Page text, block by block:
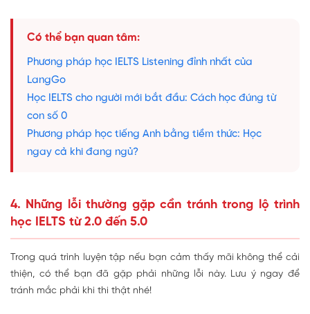
Có thể bạn quan tâm:
Phương pháp học IELTS Listening đỉnh nhất của
LangGo
Học IELTS cho người mới bắt đầu: Cách học đúng từ
con số 0
Phương pháp học tiếng Anh bằng tiềm thức: Học
ngay cả khi đang ngủ?
4. Những lỗi thường gặp cần tránh trong lộ trình
học IELTS từ 2.0 đến 5.0
Trong quá trình luyện tập nếu bạn cảm thấy mãi không thể cải
thiện, có thể bạn đã gặp phải những lỗi này. Lưu ý ngay để
tránh mắc phải khi thi thật nhé!